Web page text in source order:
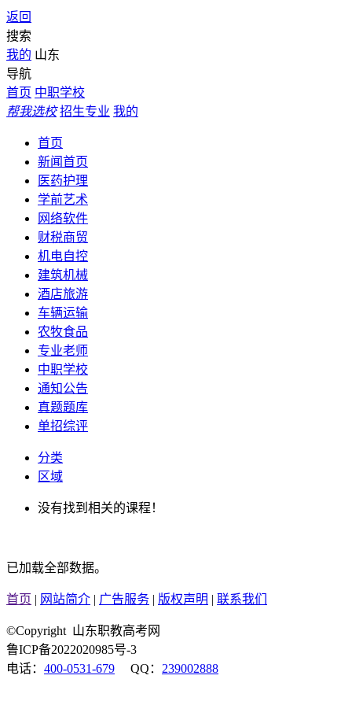
返回
搜索
我的 山东
导航
首页 中职学校
帮我选校 招生专业 我的
首页
新闻首页
医药护理
学前艺术
网络软件
财税商贸
机电自控
建筑机械
酒店旅游
车辆运输
农牧食品
专业老师
中职学校
通知公告
真题题库
单招综评
分类
区域
没有找到相关的课程！
已加载全部数据。
首页 | 网站简介 | 广告服务 | 版权声明 | 联系我们
©Copyright 山东职教高考网
鲁ICP备2022020985号-3
电话： 400-0531-679 QQ： 239002888